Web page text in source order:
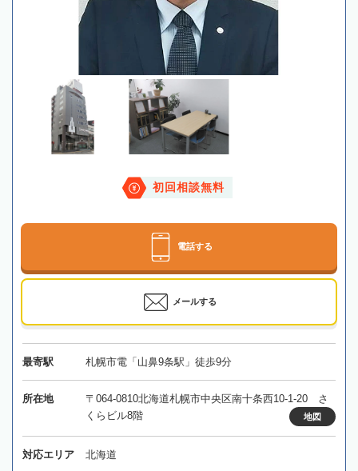
初回相談無料
電話する
メールする
最寄駅 札幌市電「山鼻9条駅」徒歩9分
所在地
〒064-0810北海道札幌市中央区南十条西10-1-20 さ
くらビル8階
地図
対応エリア 北海道